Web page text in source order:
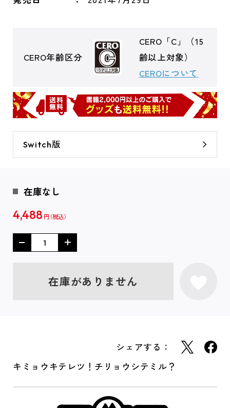
CERO年齢区分
CERO「C」（15
齢以上対象）
CEROについて
Switch版
在庫なし
4,488 円
在庫がありません
シェアする：
キミョウキテレツ！チリョウシテミル？